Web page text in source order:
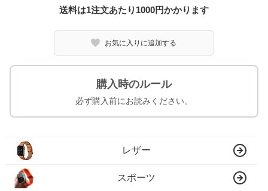
送料は1注文あたり 1000円かかります
お気に入りに追加する
購入時のルール
必ず購入前にお読みください。
レザー
スポーツ